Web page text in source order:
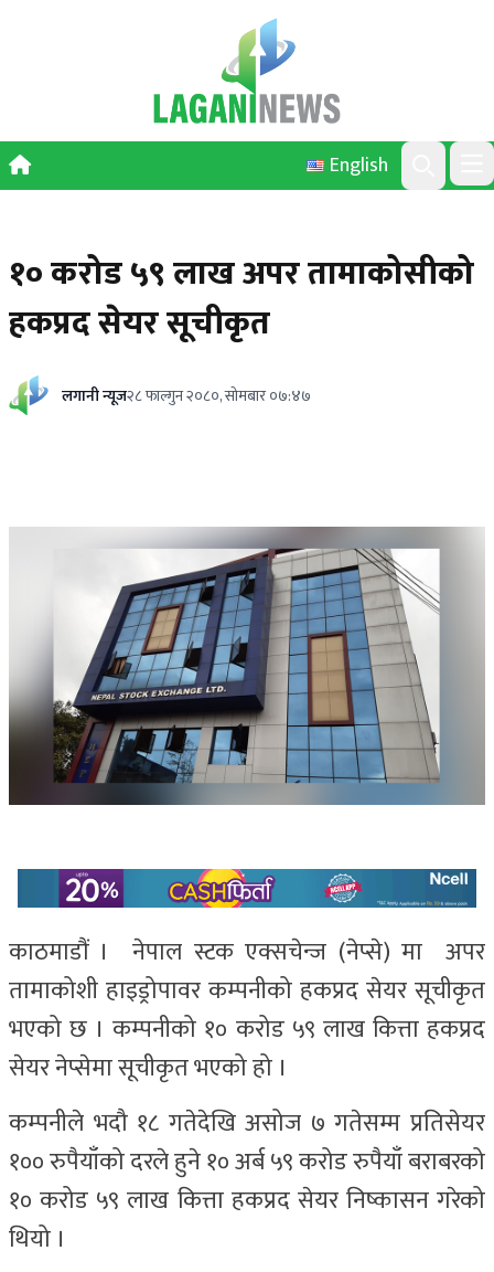
English
Search
१० करोड ५९ लाख अपर तामाकोसीको
हकप्रद सेयर सूचीकृत
लगानी न्यूज२८ फाल्गुन २०८०, सोमबार ०७:४७
काठमाडौं । नेपाल स्टक एक्सचेन्ज (नेप्से) मा अपर
तामाकोशी हाइड्रोपावर कम्पनीको हकप्रद सेयर सूचीकृत
भएको छ । कम्पनीको १० करोड ५९ लाख कित्ता हकप्रद
सेयर नेप्सेमा सूचीकृत भएको हो ।
कम्पनीले भदौ १८ गतेदेखि असोज ७ गतेसम्म प्रतिसेयर
१०० रुपैयाँको दरले हुने १० अर्ब ५९ करोड रुपैयाँ बराबरको
१० करोड ५९ लाख कित्ता हकप्रद सेयर निष्कासन गरेको
थियो ।